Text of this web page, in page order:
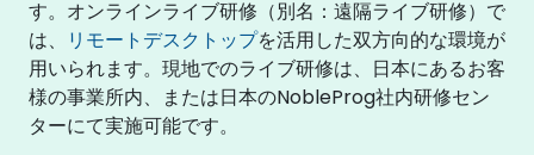
す。オンラインライブ研修（別名：遠隔ライブ研修）で
は、
リモートデスクトップを活用した双方向的な環境が
用いられます。現地でのライブ研修は、日本にあるお客
様の事業所内、または日本のNobleProg社内研修セン
ターにて実施可能です。